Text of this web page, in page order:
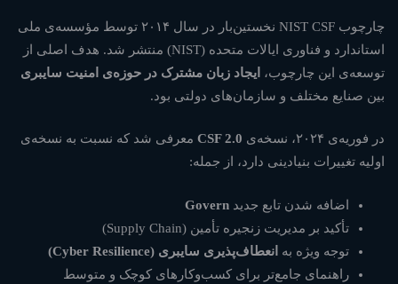
چارچوب NIST CSF نخستین‌بار در سال ۲۰۱۴ توسط مؤسسه‌ی ملی
استاندارد و فناوری ایالات متحده (NIST) منتشر شد. هدف اصلی از
توسعه‌ی این چارچوب، ایجاد زبان مشترک در حوزه‌ی امنیت سایبری
بین صنایع مختلف و سازمان‌های دولتی بود.
در فوریه‌ی ۲۰۲۴، نسخه‌ی CSF 2.0 معرفی شد که نسبت به نسخه‌ی
اولیه تغییرات بنیادینی دارد، از جمله:
اضافه شدن تابع جدید Govern
تأکید بر مدیریت زنجیره تأمین (Supply Chain)
توجه ویژه به انعطاف‌پذیری سایبری (Cyber Resilience)
راهنمای جامع‌تر برای کسب‌وکارهای کوچک و متوسط